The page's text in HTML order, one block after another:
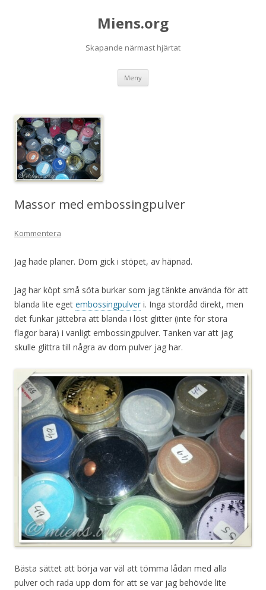
Miens.org
Skapande närmast hjärtat
Meny
Massor med embossingpulver
Kommentera
Jag hade planer. Dom gick i stöpet, av häpnad.
Jag har köpt små söta burkar som jag tänkte använda för att
blanda lite eget embossingpulver i. Inga stordåd direkt, men
det funkar jättebra att blanda i löst glitter (inte för stora
flagor bara) i vanligt embossingpulver. Tanken var att jag
skulle glittra till några av dom pulver jag har.
Bästa sättet att börja var väl att tömma lådan med alla
pulver och rada upp dom för att se var jag behövde lite